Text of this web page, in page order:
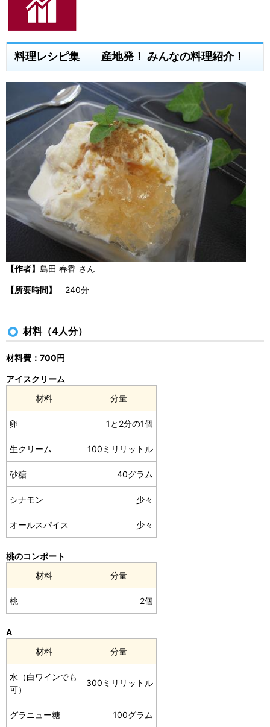
料理レシピ集 産地発！ みんなの料理紹介！
【作者】 島田 春香 さん
【所要時間】 240分
材料（4人分）
材料費：700円
アイスクリーム
材料
分量
卵 1と2分の1個
生クリーム 100ミリリットル
砂糖 40グラム
シナモン 少々
オールスパイス 少々
桃のコンポート
材料
分量
桃 2個
A
材料
分量
水（白ワインでも
可）
300ミリリットル
グラニュー糖 100グラム